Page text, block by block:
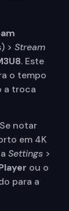
> Stream
. Este
o tempo
a troca
Se notar
em 4K
Settings >
ou o
para a